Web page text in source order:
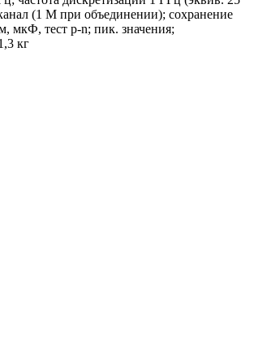
(1 M при объединении); сохранение
мкФ, тест p-n; пик. значения;
кг